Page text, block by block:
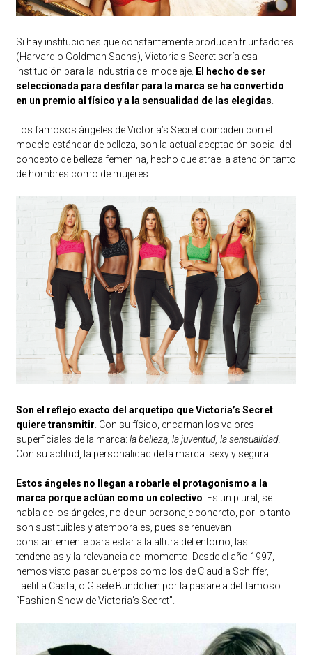
Si hay instituciones que constantemente producen triunfadores
(Harvard o Goldman Sachs), Victoria's Secret sería esa
institución para la industria del modelaje. El hecho de ser
seleccionada para desfilar para la marca se ha convertido
en un premio al físico y a la sensualidad de las elegidas.
Los famosos ángeles de Victoria’s Secret coinciden con el
modelo estándar de belleza, son la actual aceptación social del
concepto de belleza femenina, hecho que atrae la atención tanto
de hombres como de mujeres.
Son el reflejo exacto del arquetipo que Victoria’s Secret
quiere transmitir . Con su físico, encarnan los valores
superficiales de la marca: la belleza, la juventud, la sensualidad.
Con su actitud, la personalidad de la marca: sexy y segura.
Estos ángeles no llegan a robarle el protagonismo a la
marca porque actúan como un colectivo . Es un plural, se
habla de los ángeles, no de un personaje concreto, por lo tanto
son sustituibles y atemporales, pues se renuevan
constantemente para estar a la altura del entorno, las
tendencias y la relevancia del momento. Desde el año 1997,
hemos visto pasar cuerpos como los de Claudia Schiffer,
Laetitia Casta, o Gisele Bündchen por la pasarela del famoso
“Fashion Show de Victoria’s Secret”.